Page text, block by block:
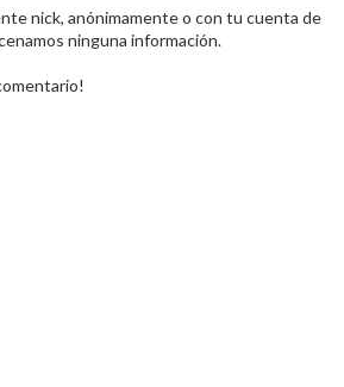
nick, anónimamente o con tu cuenta de
ninguna información.